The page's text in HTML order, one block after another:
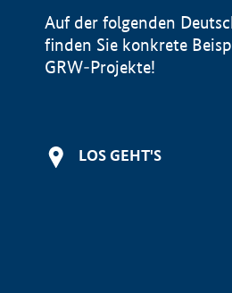
Auf der folgenden
finden Sie konkrete
GRW-Projekte!
LOS GEHT'S